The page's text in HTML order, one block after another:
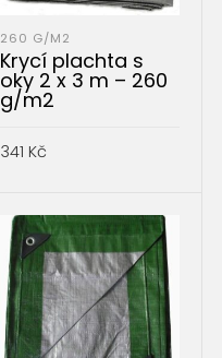
260 G/M2
Krycí plachta s
oky 2 x 3 m – 260
g/m2
341 Kč